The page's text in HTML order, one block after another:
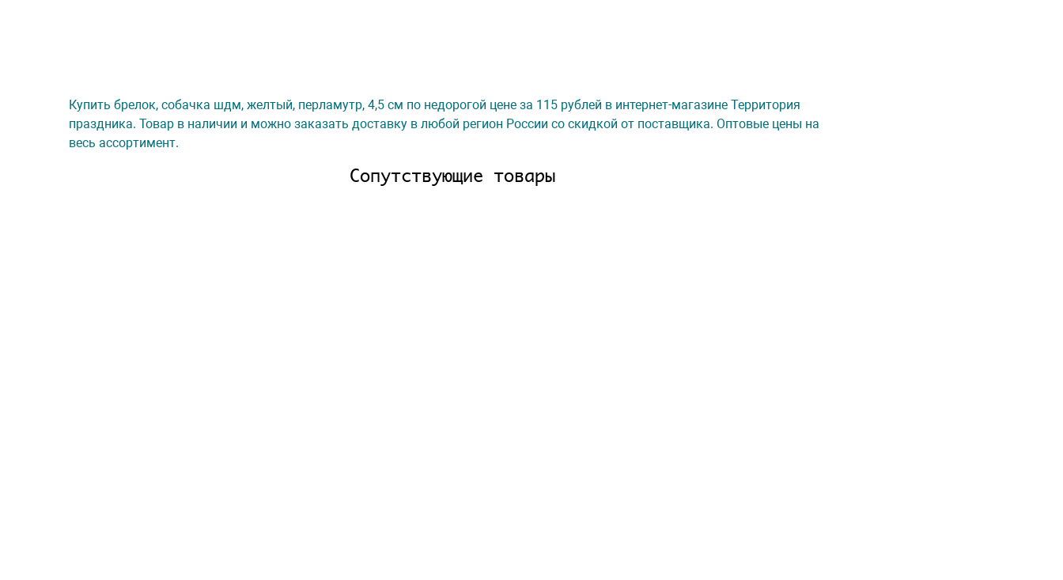
Купить брелок, собачка шдм, желтый, перламутр, 4,5 см по недорогой цене за 115 рублей в интернет-магазине Территория
праздника. Товар в наличии и можно заказать доставку в любой регион России со скидкой от поставщика. Оптовые цены на
весь ассортимент.
Сопутствующие товары